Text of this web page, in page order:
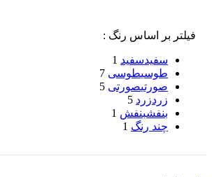
فیلتر بر اساس رنگ :
سفیدسفید 1
طوسیطوسی 7
صورتیصورتی 5
زردزرد 5
بنفشبنفش 1
چند رنگ 1